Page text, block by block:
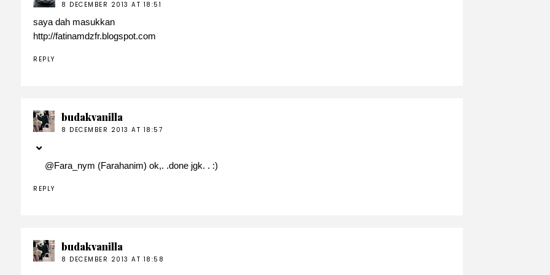
8 DECEMBER 2013 AT 18:51
saya dah masukkan
http://fatinamdzfr.blogspot.com
REPLY
budakvanilla
8 DECEMBER 2013 AT 18:57
@Fara_nym (Farahanim) ok,. .done jgk. . :)
REPLY
budakvanilla
8 DECEMBER 2013 AT 18:58